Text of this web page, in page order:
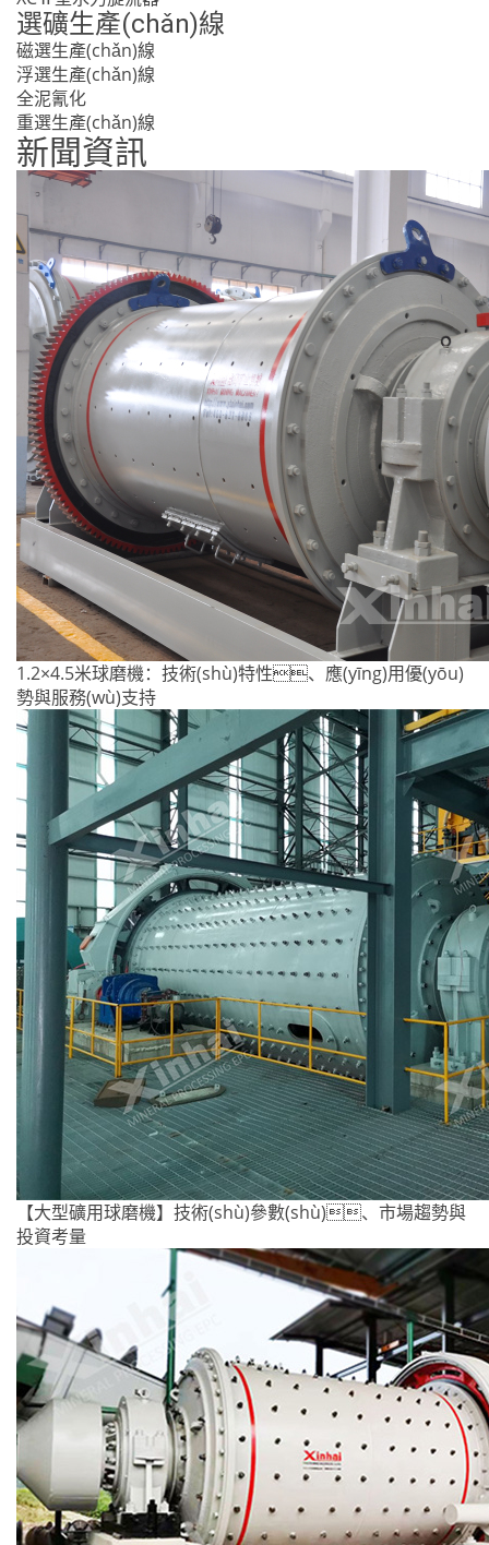
選礦生產(chǎn)線
磁選生產(chǎn)線
浮選生產(chǎn)線
全泥氰化
重選生產(chǎn)線
新聞資訊
1.2×4.5米球磨機：技術(shù)特性、應(yīng)用優(yōu)
勢與服務(wù)支持
【大型礦用球磨機】技術(shù)參數(shù)、市場趨勢與
投資考量